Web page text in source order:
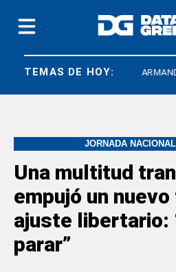
TEMAS DE HOY:
ATE NACIONAL ARMANDO
JORNADA
Una multitud
empujó un
ajuste libertario:
parar”